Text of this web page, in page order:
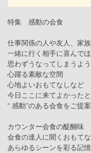
特集 感動の会食
仕事関係の人や友人、家
一緒に行く相手に喜んでほ
思わずうなってしまうよ
心躍る素敵な空間
心地よいおもてなしなど
今日ここに来てよかった
“ 感動”のある会食をご提案
カウンター会食の醍醐味
会食の達人に聞くおもて
あらゆるシーンを彩る記